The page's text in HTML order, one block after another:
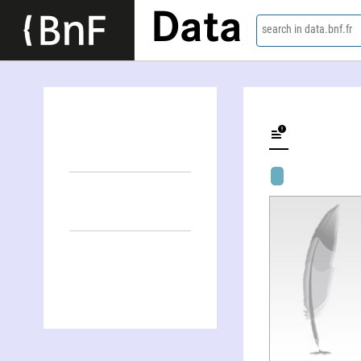
Data search in data.bnf.fr